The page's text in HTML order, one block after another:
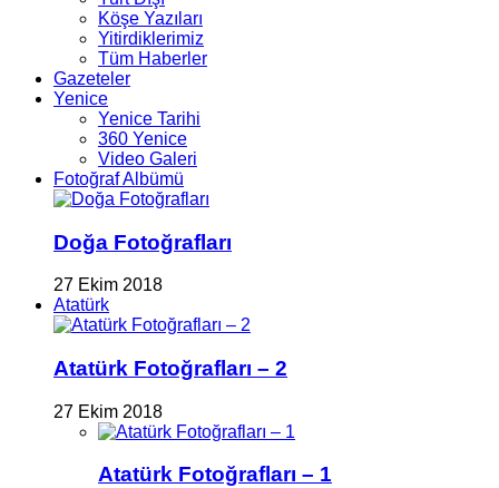
Köşe Yazıları
Yitirdiklerimiz
Tüm Haberler
Gazeteler
Yenice
Yenice Tarihi
360 Yenice
Video Galeri
Fotoğraf Albümü
Doğa Fotoğrafları
27 Ekim 2018
Atatürk
Atatürk Fotoğrafları – 2
27 Ekim 2018
Atatürk Fotoğrafları – 1